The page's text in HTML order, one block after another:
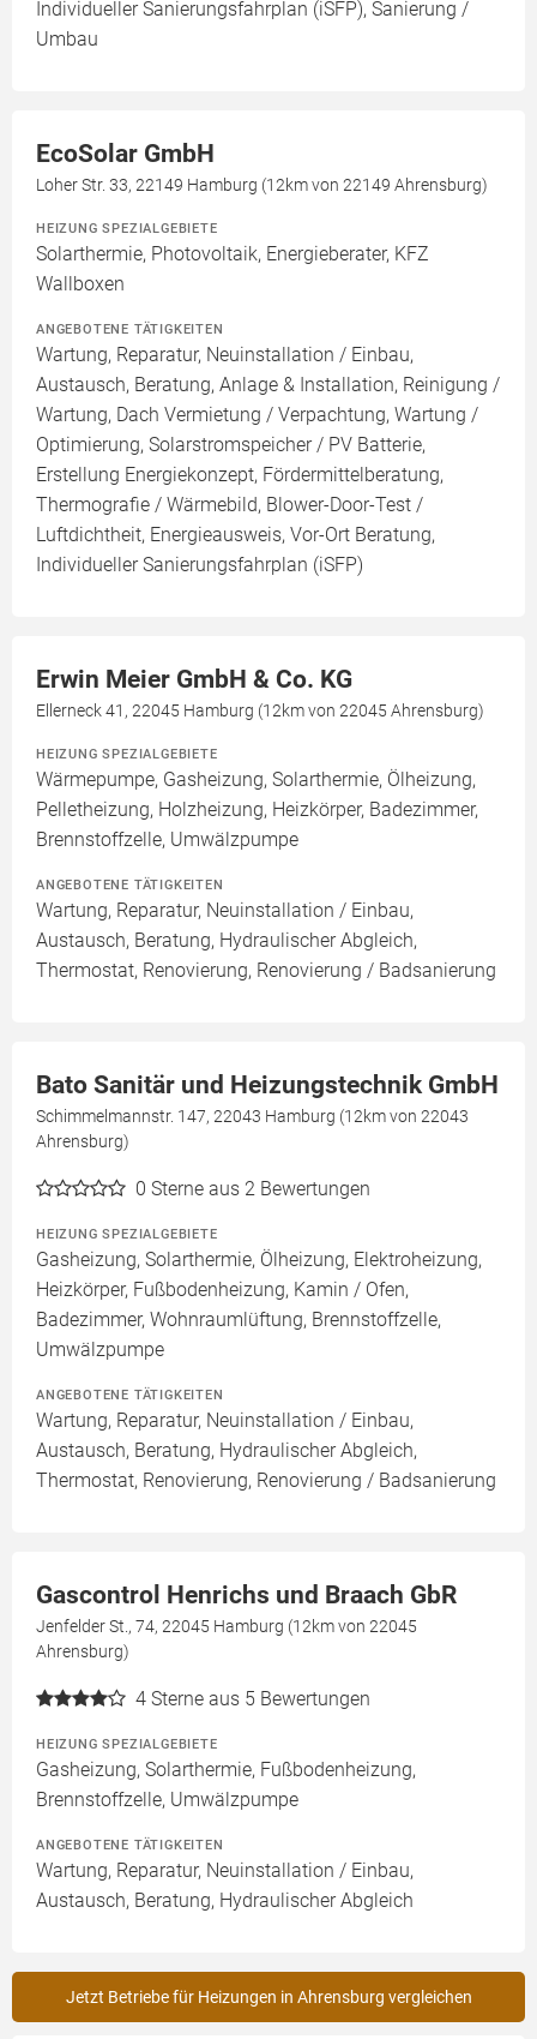
Individueller Sanierungsfahrplan (iSFP), Sanierung /
Umbau
EcoSolar GmbH
Loher Str. 33, 22149 Hamburg (12km von 22149 Ahrensburg)
HEIZUNG SPEZIALGEBIETE
Solarthermie, Photovoltaik, Energieberater, KFZ
Wallboxen
ANGEBOTENE TÄTIGKEITEN
Wartung, Reparatur, Neuinstallation / Einbau,
Austausch, Beratung, Anlage & Installation, Reinigung /
Wartung, Dach Vermietung / Verpachtung, Wartung /
Optimierung, Solarstromspeicher / PV Batterie,
Erstellung Energiekonzept, Fördermittelberatung,
Thermografie / Wärmebild, Blower-Door-Test /
Luftdichtheit, Energieausweis, Vor-Ort Beratung,
Individueller Sanierungsfahrplan (iSFP)
Erwin Meier GmbH & Co. KG
Ellerneck 41, 22045 Hamburg (12km von 22045 Ahrensburg)
HEIZUNG SPEZIALGEBIETE
Wärmepumpe, Gasheizung, Solarthermie, Ölheizung,
Pelletheizung, Holzheizung, Heizkörper, Badezimmer,
Brennstoffzelle, Umwälzpumpe
ANGEBOTENE TÄTIGKEITEN
Wartung, Reparatur, Neuinstallation / Einbau,
Austausch, Beratung, Hydraulischer Abgleich,
Thermostat, Renovierung, Renovierung / Badsanierung
Bato Sanitär und Heizungstechnik GmbH
Schimmelmannstr. 147, 22043 Hamburg (12km von 22043
Ahrensburg)
0 Sterne aus 2 Bewertungen
HEIZUNG SPEZIALGEBIETE
Gasheizung, Solarthermie, Ölheizung, Elektroheizung,
Heizkörper, Fußbodenheizung, Kamin / Ofen,
Badezimmer, Wohnraumlüftung, Brennstoffzelle,
Umwälzpumpe
ANGEBOTENE TÄTIGKEITEN
Wartung, Reparatur, Neuinstallation / Einbau,
Austausch, Beratung, Hydraulischer Abgleich,
Thermostat, Renovierung, Renovierung / Badsanierung
Gascontrol Henrichs und Braach GbR
Jenfelder St., 74, 22045 Hamburg (12km von 22045
Ahrensburg)
4 Sterne aus 5 Bewertungen
HEIZUNG SPEZIALGEBIETE
Gasheizung, Solarthermie, Fußbodenheizung,
Brennstoffzelle, Umwälzpumpe
ANGEBOTENE TÄTIGKEITEN
Wartung, Reparatur, Neuinstallation / Einbau,
Austausch, Beratung, Hydraulischer Abgleich
Jetzt Betriebe für Heizungen in Ahrensburg vergleichen